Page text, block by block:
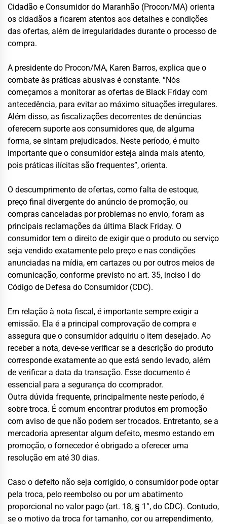
Cidadão e Consumidor do Maranhão (Procon/MA) orienta
os cidadãos a ficarem atentos aos detalhes e condições
das ofertas, além de irregularidades durante o processo de
compra.
A presidente do Procon/MA, Karen Barros, explica que o
combate às práticas abusivas é constante. “Nós
começamos a monitorar as ofertas de Black Friday com
antecedência, para evitar ao máximo situações irregulares.
Além disso, as fiscalizações decorrentes de denúncias
oferecem suporte aos consumidores que, de alguma
forma, se sintam prejudicados. Neste período, é muito
importante que o consumidor esteja ainda mais atento,
pois práticas ilícitas são frequentes”, orienta.
O descumprimento de ofertas, como falta de estoque,
preço final divergente do anúncio de promoção, ou
compras canceladas por problemas no envio, foram as
principais reclamações da última Black Friday. O
consumidor tem o direito de exigir que o produto ou serviço
seja vendido exatamente pelo preço e nas condições
anunciadas na mídia, em cartazes ou por outros meios de
comunicação, conforme previsto no art. 35, inciso I do
Código de Defesa do Consumidor (CDC).
Em relação à nota fiscal, é importante sempre exigir a
emissão. Ela é a principal comprovação de compra e
assegura que o consumidor adquiriu o item desejado. Ao
receber a nota, deve-se verificar se a descrição do produto
corresponde exatamente ao que está sendo levado, além
de verificar a data da transação. Esse documento é
essencial para a segurança do ccomprador.
Outra dúvida frequente, principalmente neste período, é
sobre troca. É comum encontrar produtos em promoção
com aviso de que não podem ser trocados. Entretanto, se a
mercadoria apresentar algum defeito, mesmo estando em
promoção, o fornecedor é obrigado a oferecer uma
resolução em até 30 dias.
Caso o defeito não seja corrigido, o consumidor pode optar
pela troca, pelo reembolso ou por um abatimento
proporcional no valor pago (art. 18, § 1°, do CDC). Contudo,
se o motivo da troca for tamanho, cor ou arrependimento,